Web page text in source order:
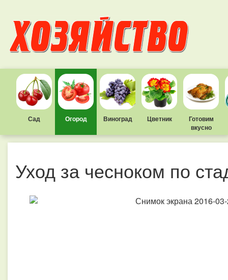
Сад Огород Виноград Цветник
Готовим
вкусно
Уход за чесноком по